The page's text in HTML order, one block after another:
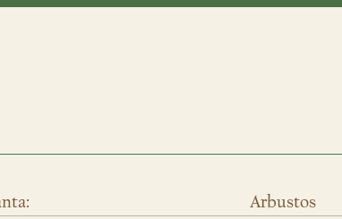
Arbustos